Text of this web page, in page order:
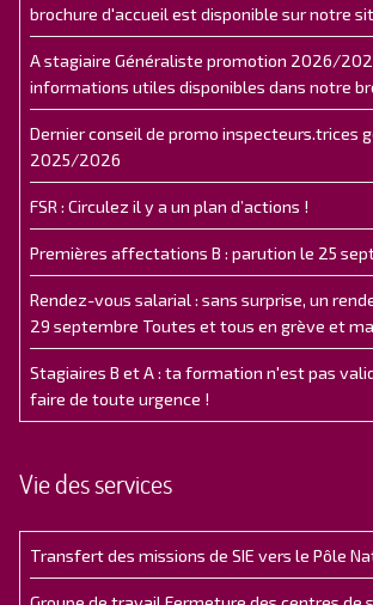
brochure d'accueil est disponible sur notre
A stagiaire Généraliste promotion 2026/
informations utiles disponibles dans notre
Dernier conseil de promo inspecteurs.trices
2025/2026
FSR : Circulez il y a un plan d’actions !
Premières affectations B : parution le 25
Rendez-vous salarial : sans surprise, un
29 septembre Toutes et tous en grève et
Stagiaires B et A : ta formation n'est pas
faire de toute urgence !
Vie des services
Transfert des missions de SIE vers le Pôle